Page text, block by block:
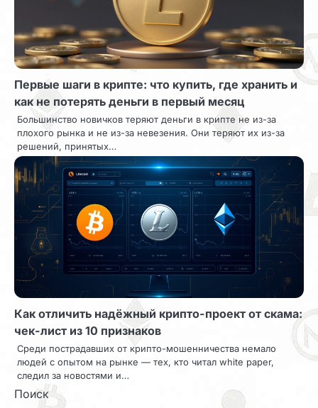
Первые шаги в крипте: что купить, где хранить и
как не потерять деньги в первый месяц
Большинство новичков теряют деньги в крипте не из-за
плохого рынка и не из-за невезения. Они теряют их из-за
решений, принятых…
Как отличить надёжный крипто-проект от скама:
чек-лист из 10 признаков
Среди пострадавших от крипто-мошенничества немало
людей с опытом на рынке — тех, кто читал white paper,
следил за новостями и…
Поиск